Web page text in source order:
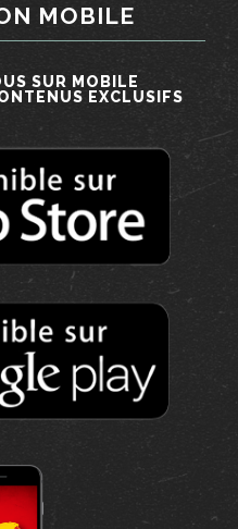
MOBILE
SUR MOBILE
EXCLUSIFS